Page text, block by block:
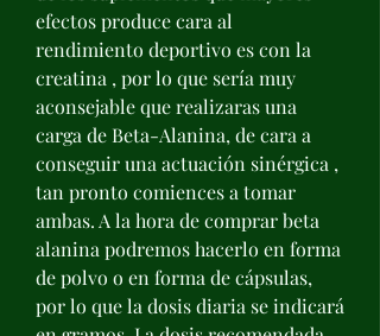
efectos produce cara al
rendimiento deportivo es con la
creatina , por lo que sería muy
aconsejable que realizaras una
carga de Beta-Alanina, de cara a
conseguir una actuación sinérgica ,
tan pronto comiences a tomar
ambas. A la hora de comprar beta
alanina podremos hacerlo en forma
de polvo o en forma de cápsulas,
por lo que la dosis diaria se indicará